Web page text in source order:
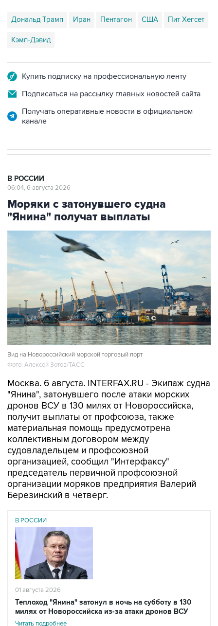
Дональд Трамп Иран Пентагон США Пит Хегсет
Кэмп-Дэвид
Купить подписку на профессиональную ленту
Подписаться на рассылку главных новостей сайта
Получать оперативные новости в официальном
канале
В РОССИИ
06:04, 6 августа 2026
Моряки с затонувшего судна
"Янина" получат выплаты
Вид на Новороссийский морской торговый порт
Фото: Алексей Зотов/ТАСС
Москва. 6 августа. INTERFAX.RU - Экипаж судна
"Янина", затонувшего после атаки морских
дронов ВСУ в 130 милях от Новороссийска,
получит выплаты от профсоюза, также
материальная помощь предусмотрена
коллективным договором между
судовладельцем и профсоюзной
организацией, сообщил "Интерфаксу"
председатель первичной профсоюзной
организации моряков предприятия Валерий
Березинский в четверг.
В РОССИИ
01 августа 2026
Теплоход "Янина" затонул в ночь на субботу в 130
милях от Новороссийска из-за атаки дронов ВСУ
Читать подробнее